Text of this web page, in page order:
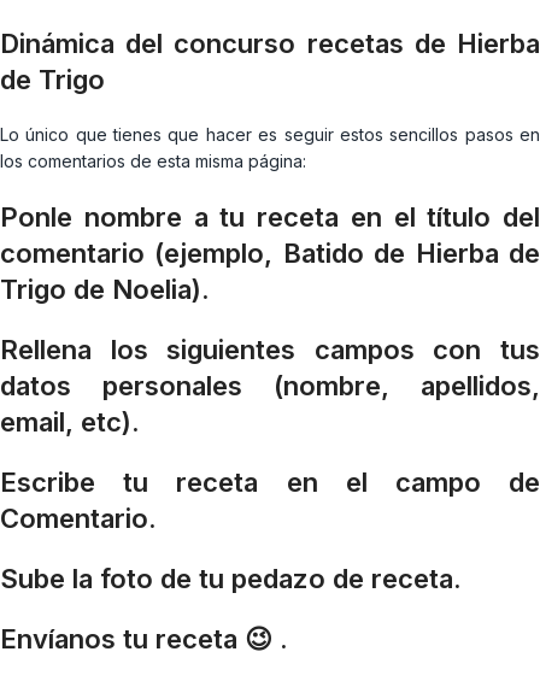
Dinámica del concurso recetas de Hierba
de Trigo
Lo único que tienes que hacer es seguir estos sencillos pasos en
los comentarios de esta misma página:
Ponle nombre a tu receta en el título del
comentario (ejemplo, Batido de Hierba de
Trigo de Noelia).
Rellena los siguientes campos con tus
datos personales (nombre, apellidos,
email, etc).
Escribe tu receta en el campo de
Comentario.
Sube la foto de tu pedazo de receta.
Envíanos tu receta 😉 .